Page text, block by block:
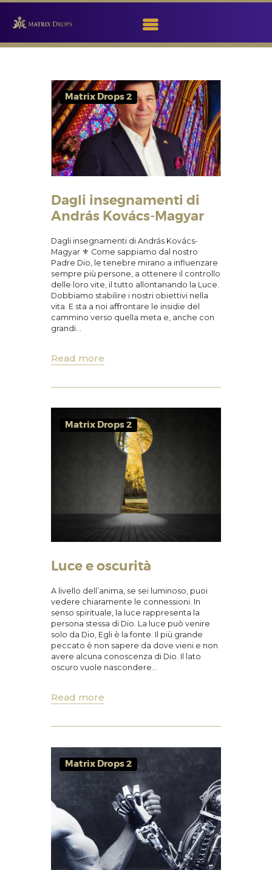
MATRIX DROPS
PER I NUOVI
VISITATORI
MISSION
NEWS
CORSI
CONSULENTI
BLOG
PRIVACY
Matrix Drops 2
Dagli insegnamenti di
András Kovács-Magyar
Dagli insegnamenti di András Kovács-
Magyar ⚜ Come sappiamo dal nostro
Padre Dio, le tenebre mirano a influenzare
sempre più persone, a ottenere il controllo
delle loro vite, il tutto allontanando la Luce.
Dobbiamo stabilire i nostri obiettivi nella
vita. E sta a noi aﬀrontare le insidie del
cammino verso quella meta e, anche con
grandi…
Read more
Matrix Drops 2
Luce e oscurità
A livello dell’anima, se sei luminoso, puoi
vedere chiaramente le connessioni. In
senso spirituale, la luce rappresenta la
persona stessa di Dio. La luce può venire
solo da Dio, Egli è la fonte. Il più grande
peccato è non sapere da dove vieni e non
avere alcuna conoscenza di Dio. Il lato
oscuro vuole nascondere…
Read more
Matrix Drops 2